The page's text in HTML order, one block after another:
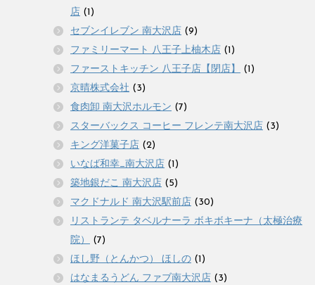
店 (1)
セブンイレブン 南大沢店 (9)
ファミリーマート 八王子上柚木店 (1)
ファーストキッチン 八王子店【閉店】
(1)
京晴株式会社 (3)
食肉卸 南大沢ホルモン (7)
スターバックス コーヒー フレンテ南大沢店 (3)
キング洋菓子店 (2)
いなば和幸_南大沢店 (1)
築地銀だこ 南大沢店 (5)
マクドナルド 南大沢駅前店 (30)
リストランテ タベルナーラ ボキボキーナ（太極治療
院）
(7)
ほし野（とんかつ） ほしの (1)
はなまるうどん ファブ南大沢店 (3)